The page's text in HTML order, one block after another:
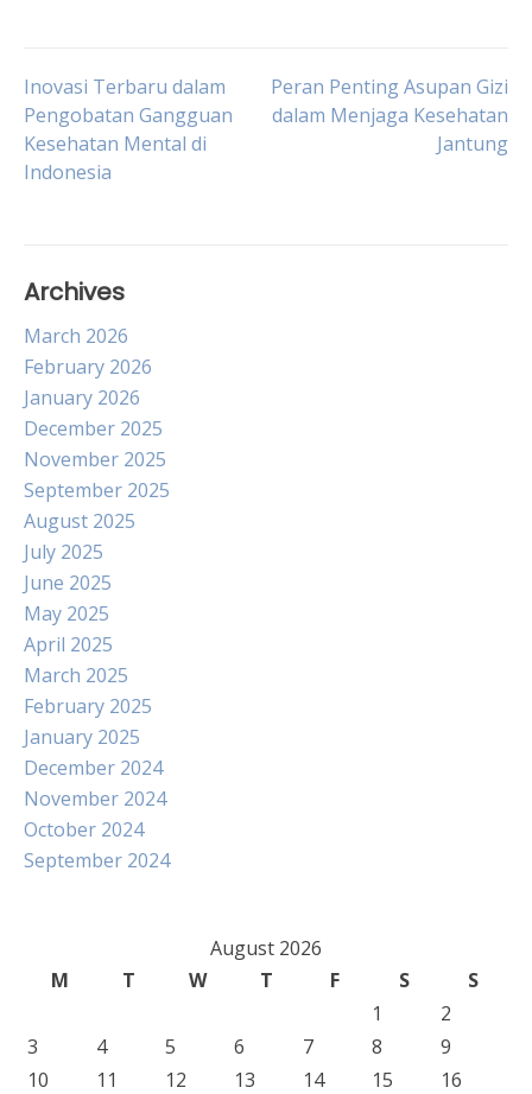
Post
navigation
Inovasi Terbaru dalam
Pengobatan Gangguan
Kesehatan Mental di
Indonesia
Peran Penting Asupan Gizi
dalam Menjaga Kesehatan
Jantung
Archives
March 2026
February 2026
January 2026
December 2025
November 2025
September 2025
August 2025
July 2025
June 2025
May 2025
April 2025
March 2025
February 2025
January 2025
December 2024
November 2024
October 2024
September 2024
August 2026
M
T W T F S
S
1
2
3
4 5 6 7 8
9
10
11 12 13 14 15
16